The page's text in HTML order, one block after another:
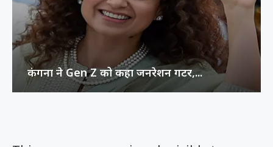
कंगना ने Gen Z को कहा जनरेशन गटर,...